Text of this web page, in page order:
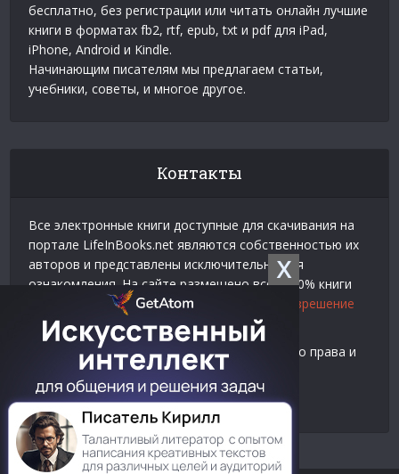
X
бесплатно, без регистрации или читать онлайн лучшие
книги в форматах fb2, rtf, epub, txt и pdf для iPad,
iPhone, Android и Kindle.
Начинающим писателям мы предлагаем статьи,
учебники, советы, и многое другое.
Контакты
Все электронные книги доступные для скачивания на
портале LifeInBooks.net являются собственностью их
авторов и представлены исключительно для
ознакомления. На сайте размещено всего 20% книги
взятой у нашего партнера Официальное разрешение
на использование материалов Litres.
Контакты для связи по вопросам авторского права и
рекламы:
E-mail:admin@lifeinbooks.net